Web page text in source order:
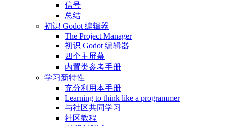
信号
总结
初识 Godot 编辑器
The Project Manager
初识 Godot 编辑器
四个主屏幕
内置类参考手册
学习新特性
充分利用本手册
Learning to think like a programmer
与社区共同学习
社区教程